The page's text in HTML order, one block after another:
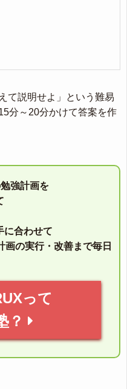
て説明せよ」という難易
分～20分かけて答案を作
強計画を
に合わせて
画の実行・改善まで毎日
って
？